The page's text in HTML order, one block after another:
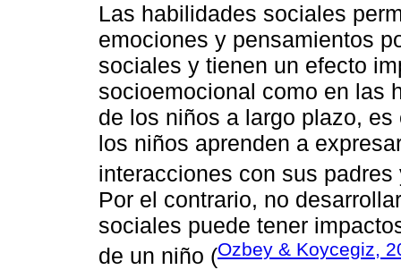
Las habilidades sociales
emociones y pensamientos
sociales y tienen un efecto
socioemocional como en las
de los niños a largo plazo,
los niños aprenden a
interacciones con sus
Por el contrario, no
sociales puede tener
de un niño (Ozbey & Koycegiz,